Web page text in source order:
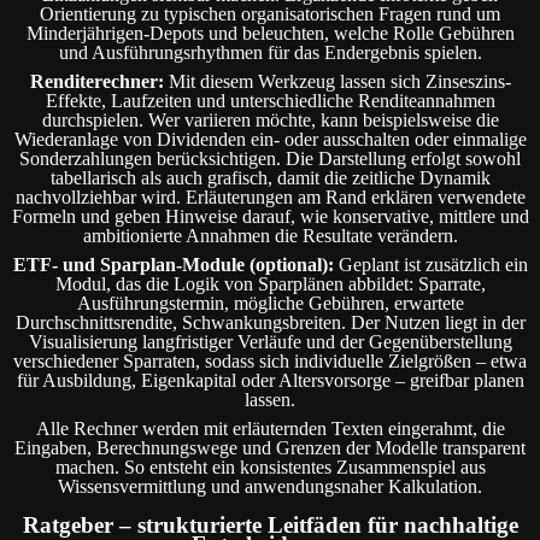
Orientierung zu typischen organisatorischen Fragen rund um
Minderjährigen-Depots und beleuchten, welche Rolle Gebühren
und Ausführungsrhythmen für das Endergebnis spielen.
Renditerechner: Mit diesem Werkzeug lassen sich Zinseszins-
Effekte, Laufzeiten und unterschiedliche Renditeannahmen
durchspielen. Wer variieren möchte, kann beispielsweise die
Wiederanlage von Dividenden ein- oder ausschalten oder einmalige
Sonderzahlungen berücksichtigen. Die Darstellung erfolgt sowohl
tabellarisch als auch grafisch, damit die zeitliche Dynamik
nachvollziehbar wird. Erläuterungen am Rand erklären verwendete
Formeln und geben Hinweise darauf, wie konservative, mittlere und
ambitionierte Annahmen die Resultate verändern.
ETF- und Sparplan-Module (optional): Geplant ist zusätzlich ein
Modul, das die Logik von Sparplänen abbildet: Sparrate,
Ausführungstermin, mögliche Gebühren, erwartete
Durchschnittsrendite, Schwankungsbreiten. Der Nutzen liegt in der
Visualisierung langfristiger Verläufe und der Gegenüberstellung
verschiedener Sparraten, sodass sich individuelle Zielgrößen – etwa
für Ausbildung, Eigenkapital oder Altersvorsorge – greifbar planen
lassen.
Alle Rechner werden mit erläuternden Texten eingerahmt, die
Eingaben, Berechnungswege und Grenzen der Modelle transparent
machen. So entsteht ein konsistentes Zusammenspiel aus
Wissensvermittlung und anwendungsnaher Kalkulation.
Ratgeber – strukturierte Leitfäden für nachhaltige